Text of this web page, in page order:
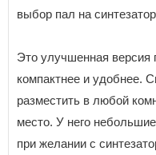
выбор пал на
Это улучшенная версия
компактнее и удобнее.
разместить в любой
место. У него
при желании с